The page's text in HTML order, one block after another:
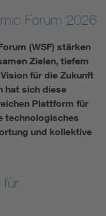
Forum 2026
(WSF) stärken
Zielen, tiefem
für die Zukunft
hat sich diese
Plattform für
technologisches
und kollektive
für